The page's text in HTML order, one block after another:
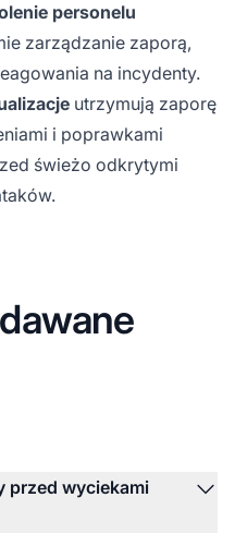
personelu
zarządzanie zaporą,
na incydenty.
utrzymują zaporę
i poprawkami
świeżo odkrytymi
przed wyciekami